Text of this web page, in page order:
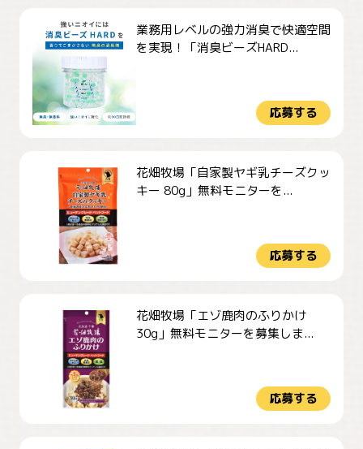
業務用レベルの強力消臭で快適空間
を実現！「消臭ビーズHARD...
応募する
花畑牧場「自家製ヤギ乳チーズクッ
キー 80g」無料モニターを...
応募する
花畑牧場「エゾ鹿肉のふりかけ
30g」無料モニターを募集しま...
応募する